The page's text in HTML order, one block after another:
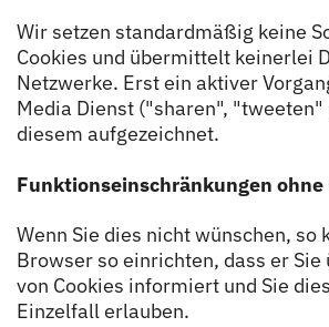
Wir setzen standardmäßig keine
Cookies und übermittelt keinerlei
Netzwerke. Erst ein aktiver
Media Dienst ("sharen", "tweeten"
diesem aufgezeichnet.
Funktionseinschränkungen ohne
Wenn Sie dies nicht wünschen, so
Browser so einrichten, dass er Sie
von Cookies informiert und Sie
Einzelfall erlauben.